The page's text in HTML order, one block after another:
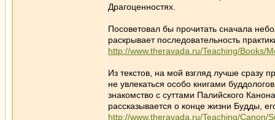
Драгоценностях.
Посоветовал бы прочитать сначала
раскрывает последовательность
http://www.theravada.ru/Teaching/Books/
Из текстов, на мой взгляд лучше сразу
не увлекаться особо книгами
знакомство с суттами Палийского
рассказывается о конце жизни Будды,
http://www.theravada.ru/Teaching/Canon/